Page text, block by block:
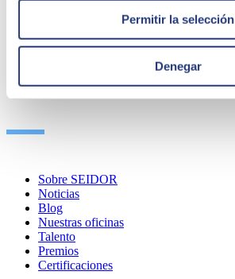
Permitir la selección
Denegar
QUIÉNES SOMOS
Sobre SEIDOR
Noticias
Blog
Nuestras oficinas
Talento
Premios
Certificaciones